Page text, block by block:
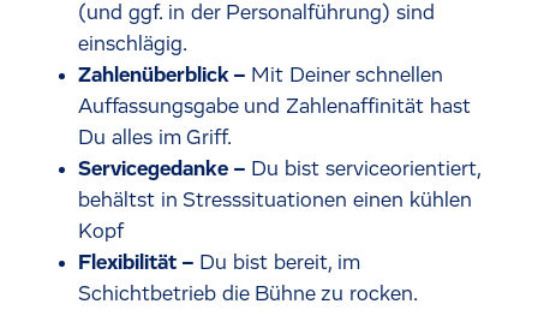
(und ggf. in der Personalführung) sind
einschlägig.
Zahlenüberblick – Mit Deiner schnellen
Auffassungsgabe und Zahlenaffinität hast
Du alles im Griff.
Servicegedanke – Du bist serviceorientiert,
behältst in Stresssituationen einen kühlen
Kopf
Flexibilität – Du bist bereit, im
Schichtbetrieb die Bühne zu rocken.